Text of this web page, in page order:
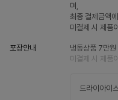
며,
최종 결제금액
미결제 시 제품
포장안내
냉동상품 7만원
미결제 시 제품
드라이아이